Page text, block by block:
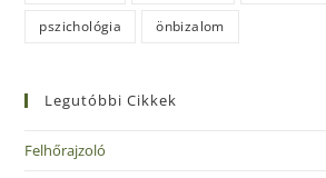
pszichológia önbizalom
Legutóbbi Cikkek
Felhőrajzoló